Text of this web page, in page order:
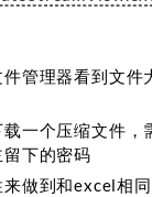
管理器看到文
一个压缩文件
下的密码
做到和excel相